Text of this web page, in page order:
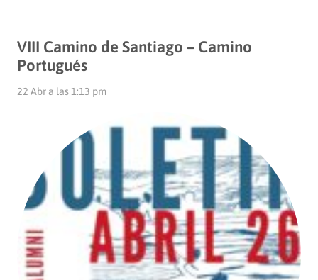
VIII Camino de Santiago – Camino
Portugués
22 Abr a las 1:13 pm